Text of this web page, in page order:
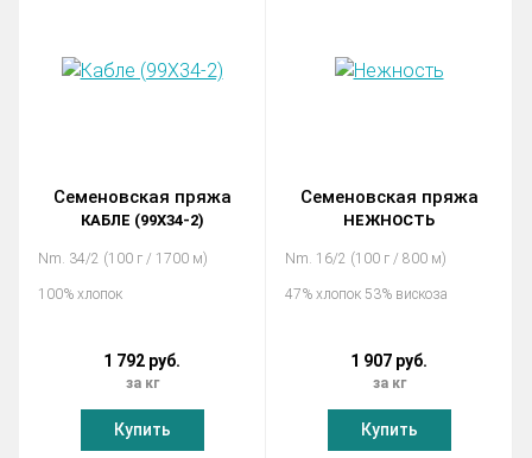
Семеновская пряжа
КАБЛЕ (99Х34-2)
Nm. 34/2 (100 г / 1700 м)
100% хлопок
1 792 руб.
за кг
Купить
Семеновская пряжа
НЕЖНОСТЬ
Nm. 16/2 (100 г / 800 м)
47% хлопок 53% вискоза
1 907 руб.
за кг
Купить